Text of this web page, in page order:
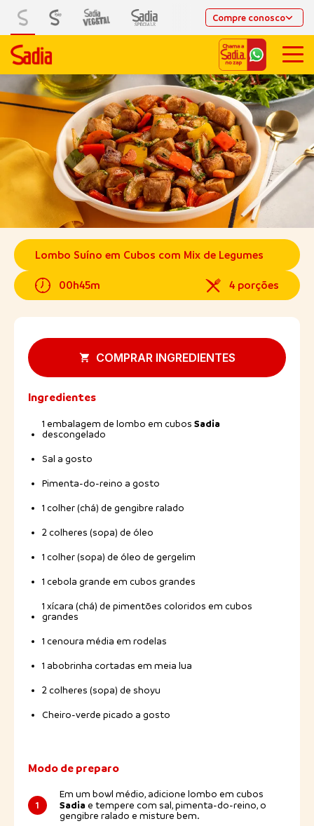
Compre conosco
Lombo Suíno em Cubos com Mix de Legumes
00h45m 4 porções
COMPRAR INGREDIENTES
Ingredientes
1 embalagem de lombo em cubos Sadia
descongelado
Sal a gosto
Pimenta-do-reino a gosto
1 colher (chá) de gengibre ralado
2 colheres (sopa) de óleo
1 colher (sopa) de óleo de gergelim
1 cebola grande em cubos grandes
1 xícara (chá) de pimentões coloridos em cubos
grandes
1 cenoura média em rodelas
1 abobrinha cortadas em meia lua
2 colheres (sopa) de shoyu
Cheiro-verde picado a gosto
Modo de preparo
1
Em um bowl médio, adicione lombo em cubos
Sadia e tempere com sal, pimenta-do-reino, o
gengibre ralado e misture bem.